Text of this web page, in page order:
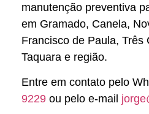
manutenção preventiva
em Gramado, Canela,
Francisco de Paula, Três
Taquara e região.
Entre em contato pelo
9229 ou pelo e-mail